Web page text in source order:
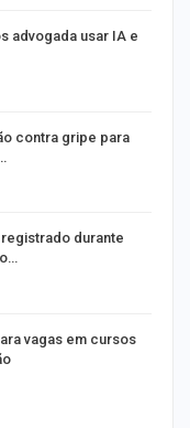
advogada usar IA e
contra gripe para
durante
vagas em cursos